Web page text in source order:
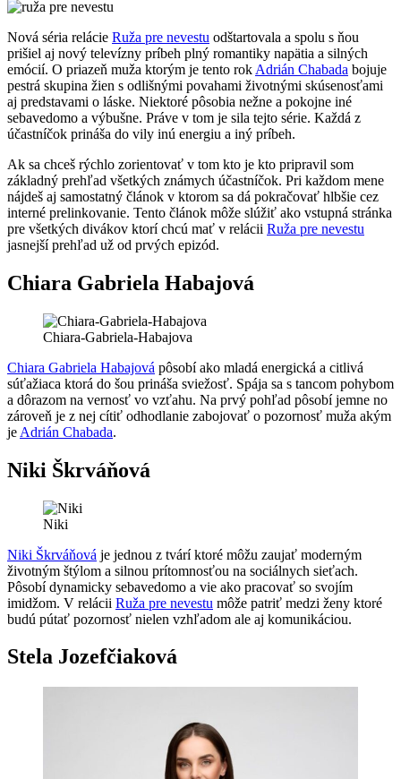
Nová séria relácie Ruža pre nevestu odštartovala a spolu s ňou
prišiel aj nový televízny príbeh plný romantiky napätia a silných
emócií. O priazeň muža ktorým je tento rok Adrián Chabada bojuje
pestrá skupina žien s odlišnými povahami životnými skúsenosťami
aj predstavami o láske. Niektoré pôsobia nežne a pokojne iné
sebavedomo a výbušne. Práve v tom je sila tejto série. Každá z
účastníčok prináša do vily inú energiu a iný príbeh.
Ak sa chceš rýchlo zorientovať v tom kto je kto pripravil som
základný prehľad všetkých známych účastníčok. Pri každom mene
nájdeš aj samostatný článok v ktorom sa dá pokračovať hlbšie cez
interné prelinkovanie. Tento článok môže slúžiť ako vstupná stránka
pre všetkých divákov ktorí chcú mať v relácii Ruža pre nevestu
jasnejší prehľad už od prvých epizód.
Chiara Gabriela Habajová
Chiara-Gabriela-Habajova
Chiara Gabriela Habajová pôsobí ako mladá energická a citlivá
súťažiaca ktorá do šou prináša sviežosť. Spája sa s tancom pohybom
a dôrazom na vernosť vo vzťahu. Na prvý pohľad pôsobí jemne no
zároveň je z nej cítiť odhodlanie zabojovať o pozornosť muža akým
je Adrián Chabada.
Niki Škrváňová
Niki
Niki Škrváňová je jednou z tvárí ktoré môžu zaujať moderným
životným štýlom a silnou prítomnosťou na sociálnych sieťach.
Pôsobí dynamicky sebavedomo a vie ako pracovať so svojím
imidžom. V relácii Ruža pre nevestu môže patriť medzi ženy ktoré
budú pútať pozornosť nielen vzhľadom ale aj komunikáciou.
Stela Jozefčiaková